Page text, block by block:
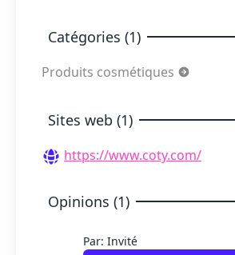
Catégories (1)
Produits cosmétiques
Sites web (1)
https://www.coty.com/
Opinions (1)
Par: Invité